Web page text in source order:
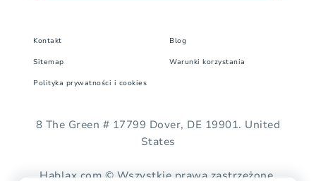
Kontakt Blog
Sitemap Warunki korzystania
Polityka prywatności i cookies
8 The Green # 17799 Dover, DE 19901. United
States
Hablax.com © Wszystkie prawa zastrzeżone.